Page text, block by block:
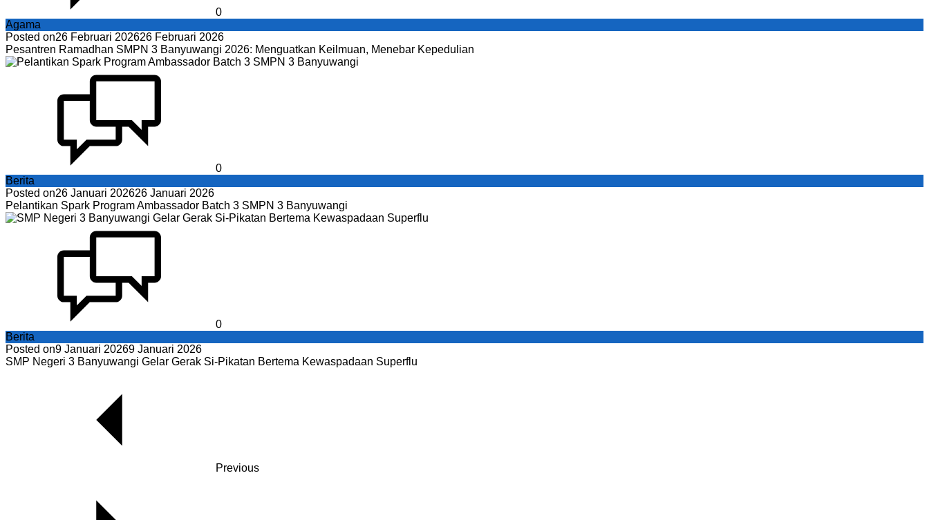
0
Agama
Posted on26 Februari 202626 Februari 2026
Pesantren Ramadhan SMPN 3 Banyuwangi 2026: Menguatkan Keilmuan, Menebar Kepedulian
0
Berita
Posted on26 Januari 202626 Januari 2026
Pelantikan Spark Program Ambassador Batch 3 SMPN 3 Banyuwangi
0
Berita
Posted on9 Januari 20269 Januari 2026
SMP Negeri 3 Banyuwangi Gelar Gerak Si-Pikatan Bertema Kewaspadaan Superflu
Previous